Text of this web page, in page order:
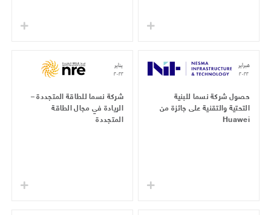
فبراير
حصول شركة نسما للبنية
التحتية والتقنية على جائزة من
Huawei
شركة نسما للطاقة المتجددة –
الريادة في مجال الطاقة
المتجددة